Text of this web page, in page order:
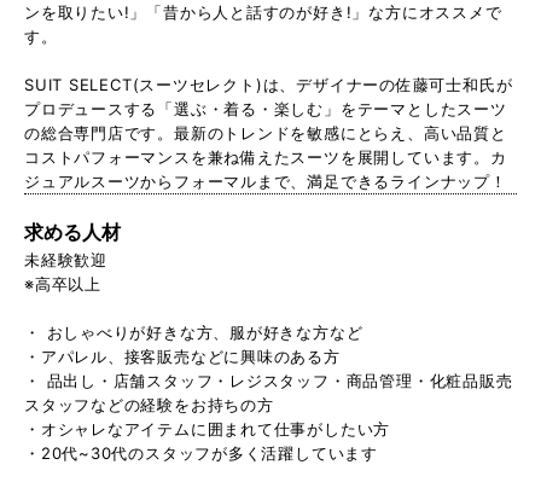
ンを取りたい!」「昔から人と話すのが好き!」な方にオススメで
す。
SUIT SELECT(スーツセレクト)は、デザイナーの佐藤可士和氏が
プロデュースする「選ぶ・着る・楽しむ」をテーマとしたスーツ
の総合専門店です。最新のトレンドを敏感にとらえ、高い品質と
コストパフォーマンスを兼ね備えたスーツを展開しています。カ
ジュアルスーツからフォーマルまで、満足できるラインナップ！
求める人材
未経験歓迎
※高卒以上
・ おしゃべりが好きな方、服が好きな方など
・アパレル、接客販売などに興味のある方
・ 品出し・店舗スタッフ・レジスタッフ・商品管理・化粧品販売
スタッフなどの経験をお持ちの方
・オシャレなアイテムに囲まれて仕事がしたい方
・20代~30代のスタッフが多く活躍しています